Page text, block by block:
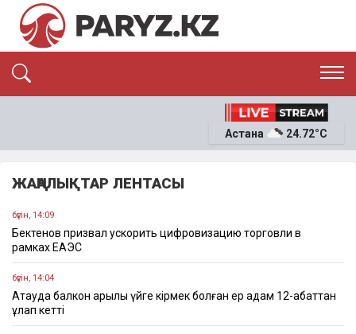
ЭКОНОМИКА
ОҚИҒА
Астана 24.72°C
ЖАҢАЛЫҚТАР ЛЕНТАСЫ
бүгін, 14:09
Бектенов призвал ускорить цифровизацию торговли в
рамках ЕАЭС
бүгін, 14:04
Ақтауда балкон арқылы үйге кірмек болған ер адам 12-қабаттан
құлап кетті